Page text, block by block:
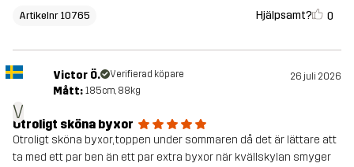
Artikelnr 10765 Hjälpsamt? 0
V
Victor Ö. Verifierad köpare 26 juli 2026
Mått: 185cm, 88kg
Otroligt sköna byxor
Otroligt sköna byxor, toppen under sommaren då det är lättare att
ta med ett par ben än ett par extra byxor när kvällskylan smyger